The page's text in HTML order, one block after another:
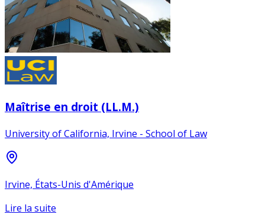
Maîtrise en droit (LL.M.)
University of California, Irvine - School of Law
Irvine, États-Unis d'Amérique
Lire la suite